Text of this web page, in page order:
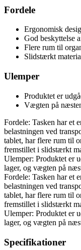
Fordele
Ergonomisk
God beskyttelse
Flere rum til
Slidstærkt
Ulemper
Produktet er
Vægten på
Fordele: Tasken har et
belastningen ved
tablet, har flere rum til
fremstillet i slidstærkt
Ulemper: Produktet er
lager, og vægten på
Fordele: Tasken har et
belastningen ved
tablet, har flere rum til
fremstillet i slidstærkt
Ulemper: Produktet er
lager, og vægten på
Specifikationer